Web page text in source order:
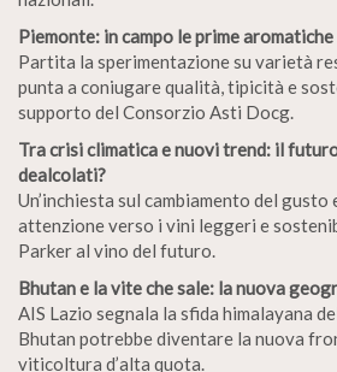
Piemonte: in campo le prime
Partita la sperimentazione su varietà
punta a coniugare qualità, tipicità e
supporto del Consorzio Asti Docg.
Tra crisi climatica e nuovi trend: il
dealcolati?
Un’inchiesta sul cambiamento del gusto
attenzione verso i vini leggeri e
Parker al vino del futuro.
Bhutan e la vite che sale: la nuova
AIS Lazio segnala la sfida himalayana
Bhutan potrebbe diventare la nuova
viticoltura d’alta quota.